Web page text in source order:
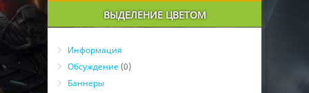
ВЫДЕЛЕНИЕ ЦВЕТОМ
Информация
Обсуждение (0)
Баннеры